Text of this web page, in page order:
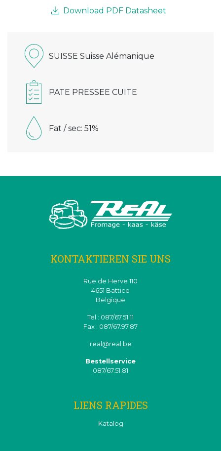
Download PDF Datasheet
SUISSE Suisse Alémanique
PATE PRESSEE CUITE
Fat / sec: 51%
KONTAKTIEREN SIE UNS
Rue de Herve 110
4651 Battice
Belgique
Tel : 087/67.51.11
Fax : 087/67.97.87
real@real.be
Bestellservice
087/67.51.81
LIENS RAPIDES
Katalog